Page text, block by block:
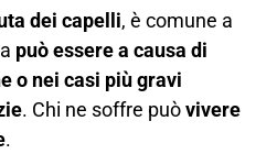
dei capelli, è comune a
può essere a causa di
o nei casi più gravi
. Chi ne soffre puòvivere
.